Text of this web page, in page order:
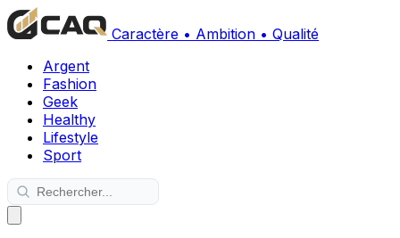
Caractère • Ambition • Qualité
Argent
Fashion
Geek
Healthy
Lifestyle
Sport